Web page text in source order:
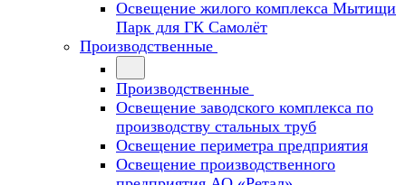
Освещение жилого комплекса Мытищи
Парк для ГК Самолёт
Производственные
Производственные
Освещение заводского комплекса по
производству стальных труб
Освещение периметра предприятия
Освещение производственного